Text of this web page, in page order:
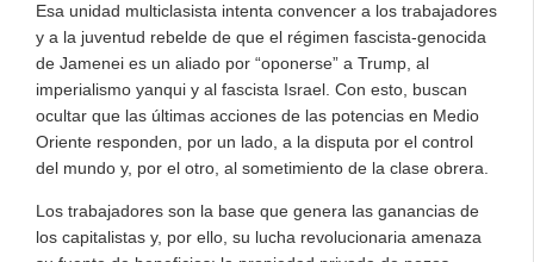
Esa unidad multiclasista intenta convencer a los trabajadores
y a la juventud rebelde de que el régimen fascista-genocida
de Jamenei es un aliado por “oponerse” a Trump, al
imperialismo yanqui y al fascista Israel. Con esto, buscan
ocultar que las últimas acciones de las potencias en Medio
Oriente responden, por un lado, a la disputa por el control
del mundo y, por el otro, al sometimiento de la clase obrera.
Los trabajadores son la base que genera las ganancias de
los capitalistas y, por ello, su lucha revolucionaria amenaza